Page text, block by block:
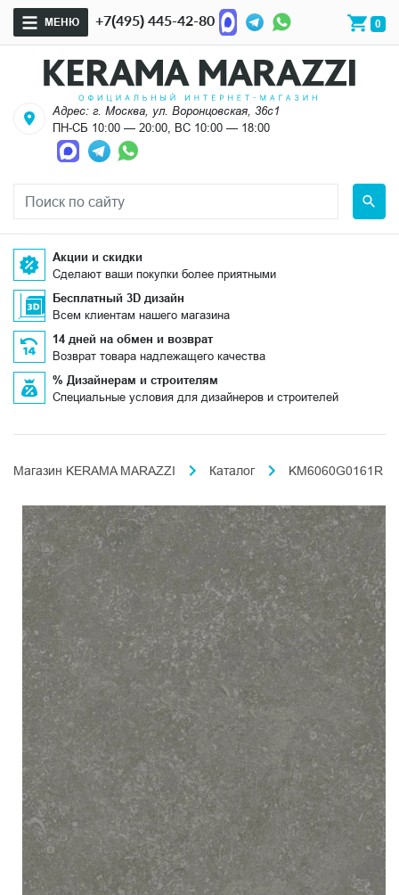
МЕНЮ +7(495) 445-42-80 0
Адрес: г. Москва, ул. Воронцовская, 36с1
ПН-СБ 10:00 — 20:00, ВС 10:00 — 18:00
Акции и скидки
Сделают ваши покупки более приятными
Бесплатный 3D дизайн
Всем клиентам нашего магазина
14 дней на обмен и возврат
Возврат товара надлежащего качества
% Дизайнерам и строителям
Специальные условия для дизайнеров и строителей
Магазин KERAMA MARAZZI Каталог KM6060G0161R